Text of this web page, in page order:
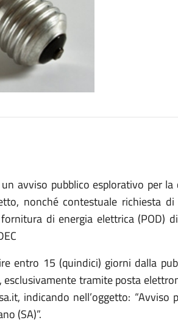
avviso pubblico esplorativo per la
nonché contestuale richiesta
di energia elettrica (POD)
entro 15 (quindici) giorni dalla
tramite posta
indicando nell’oggetto: “Avviso
(SA)”.